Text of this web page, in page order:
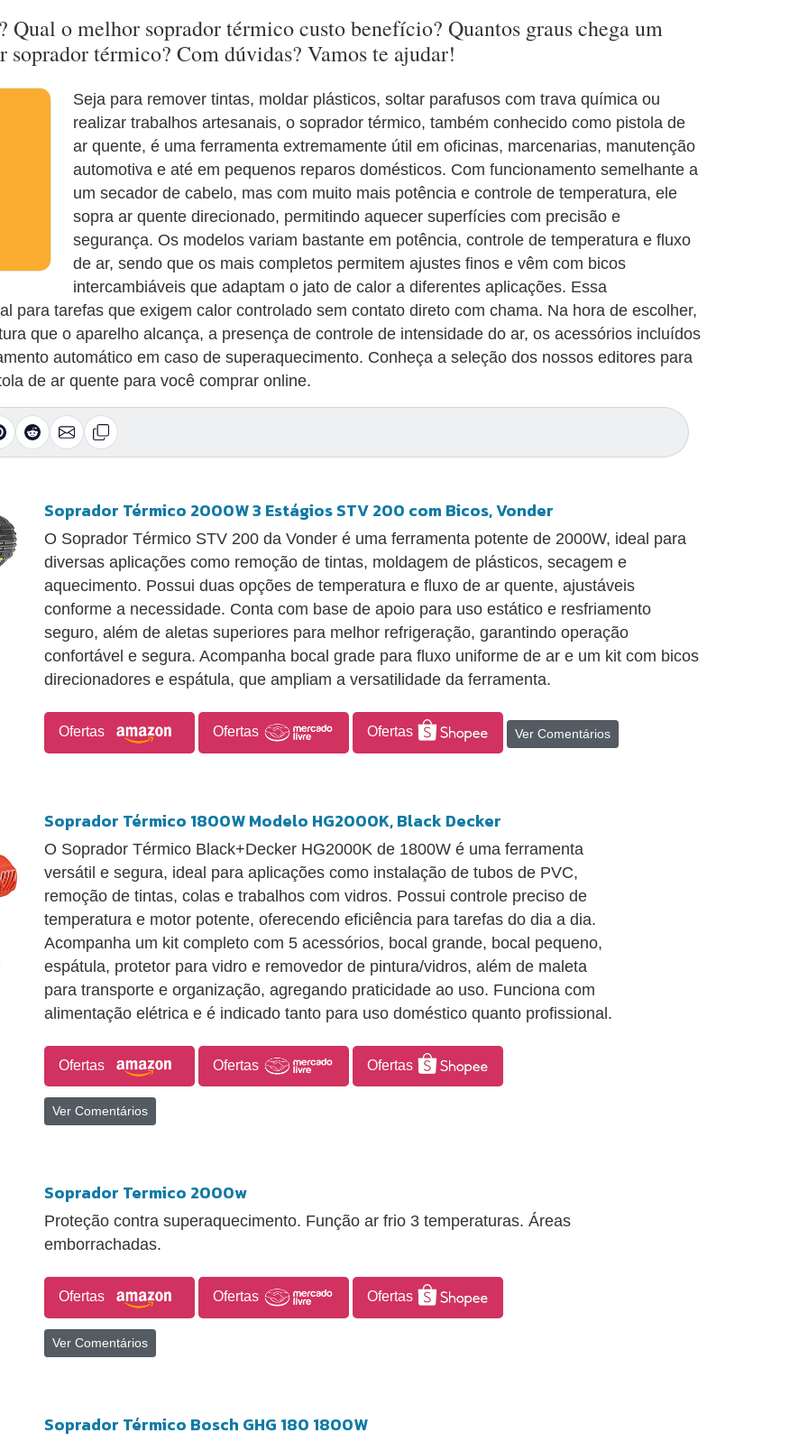
Qual o melhor soprador térmico custo benefício? Quantos graus chega um
térmico? Com dúvidas? Vamos te ajudar!
Seja para remover tintas, moldar plásticos, soltar parafusos com trava química ou
realizar trabalhos artesanais, o soprador térmico, também conhecido como pistola de
ar quente, é uma ferramenta extremamente útil em oficinas, marcenarias, manutenção
automotiva e até em pequenos reparos domésticos. Com funcionamento semelhante a
um secador de cabelo, mas com muito mais potência e controle de temperatura, ele
sopra ar quente direcionado, permitindo aquecer superfícies com precisão e
segurança. Os modelos variam bastante em potência, controle de temperatura e fluxo
de ar, sendo que os mais completos permitem ajustes finos e vêm com bicos
intercambiáveis que adaptam o jato de calor a diferentes aplicações. Essa
para tarefas que exigem calor controlado sem contato direto com chama. Na hora de escolher,
que o aparelho alcança, a presença de controle de intensidade do ar, os acessórios incluídos
automático em caso de superaquecimento. Conheça a seleção dos nossos editores para
de ar quente para você comprar online.
Soprador Térmico 2000W 3 Estágios STV 200 com Bicos, Vonder
O Soprador Térmico STV 200 da Vonder é uma ferramenta potente de 2000W, ideal para
diversas aplicações como remoção de tintas, moldagem de plásticos, secagem e
aquecimento. Possui duas opções de temperatura e fluxo de ar quente, ajustáveis
conforme a necessidade. Conta com base de apoio para uso estático e resfriamento
seguro, além de aletas superiores para melhor refrigeração, garantindo operação
confortável e segura. Acompanha bocal grade para fluxo uniforme de ar e um kit com bicos
direcionadores e espátula, que ampliam a versatilidade da ferramenta.
Ofertas Ofertas Ofertas Ver Comentários
Soprador Térmico 1800W Modelo HG2000K, Black Decker
O Soprador Térmico Black+Decker HG2000K de 1800W é uma ferramenta
versátil e segura, ideal para aplicações como instalação de tubos de PVC,
remoção de tintas, colas e trabalhos com vidros. Possui controle preciso de
temperatura e motor potente, oferecendo eficiência para tarefas do dia a dia.
Acompanha um kit completo com 5 acessórios, bocal grande, bocal pequeno,
espátula, protetor para vidro e removedor de pintura/vidros, além de maleta
para transporte e organização, agregando praticidade ao uso. Funciona com
alimentação elétrica e é indicado tanto para uso doméstico quanto profissional.
Ofertas Ofertas Ofertas
Ver Comentários
Soprador Termico 2000w
Proteção contra superaquecimento. Função ar frio 3 temperaturas. Áreas
emborrachadas.
Ofertas Ofertas Ofertas
Ver Comentários
Soprador Térmico Bosch GHG 180 1800W